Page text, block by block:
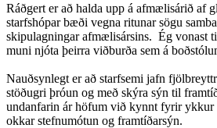
Ráðgert er að halda upp á afmælisárið af
starfshópar bæði vegna ritunar sögu
skipulagningar afmælisársins. Ég vonast
muni njóta þeirra viðburða sem á
Nauðsynlegt er að starfsemi jafn
stöðugri þróun og með skýra sýn til
undanfarin ár höfum við kynnt fyrir
okkar stefnumótun og framtíðarsýn.